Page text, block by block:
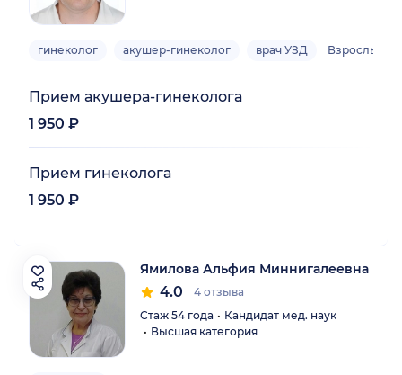
гинеколог акушер-гинеколог врач УЗД Взрослый
Прием акушера-гинеколога
1 950 ₽
Прием гинеколога
1 950 ₽
Ямилова Альфия Миннигалеевна
4.0
4 отзыва
Стаж 54 года
Кандидат мед. наук
Высшая категория